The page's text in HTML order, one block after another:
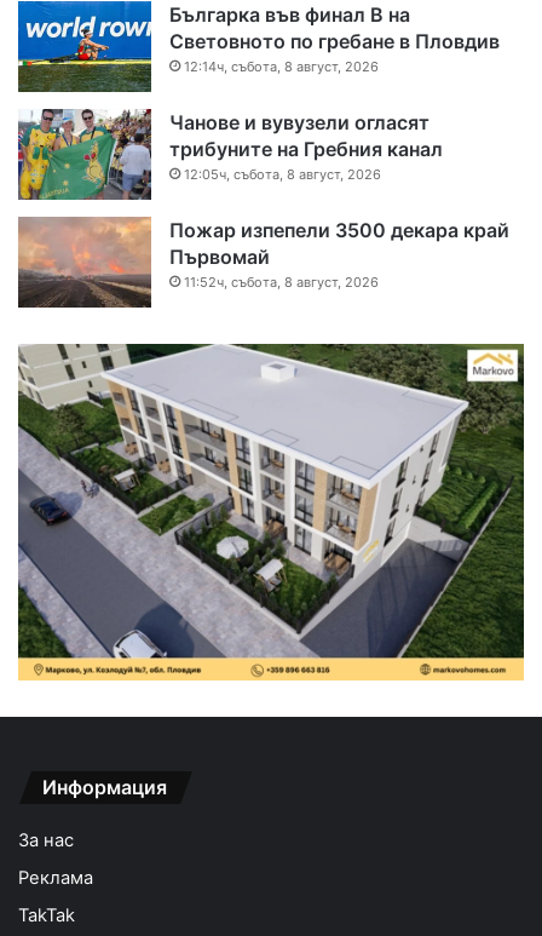
Българка във финал B на
Световното по гребане в Пловдив
12:14ч, събота, 8 август, 2026
Чанове и вувузели огласят
трибуните на Гребния канал
12:05ч, събота, 8 август, 2026
Пожар изпепели 3500 декара край
Първомай
11:52ч, събота, 8 август, 2026
Информация
За нас
Реклама
TakTak